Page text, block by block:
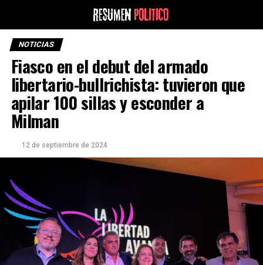
NOTICIAS
Fiasco en el debut del armado
libertario-bullrichista: tuvieron que
apilar 100 sillas y esconder a
Milman
12 de septiembre de 2024